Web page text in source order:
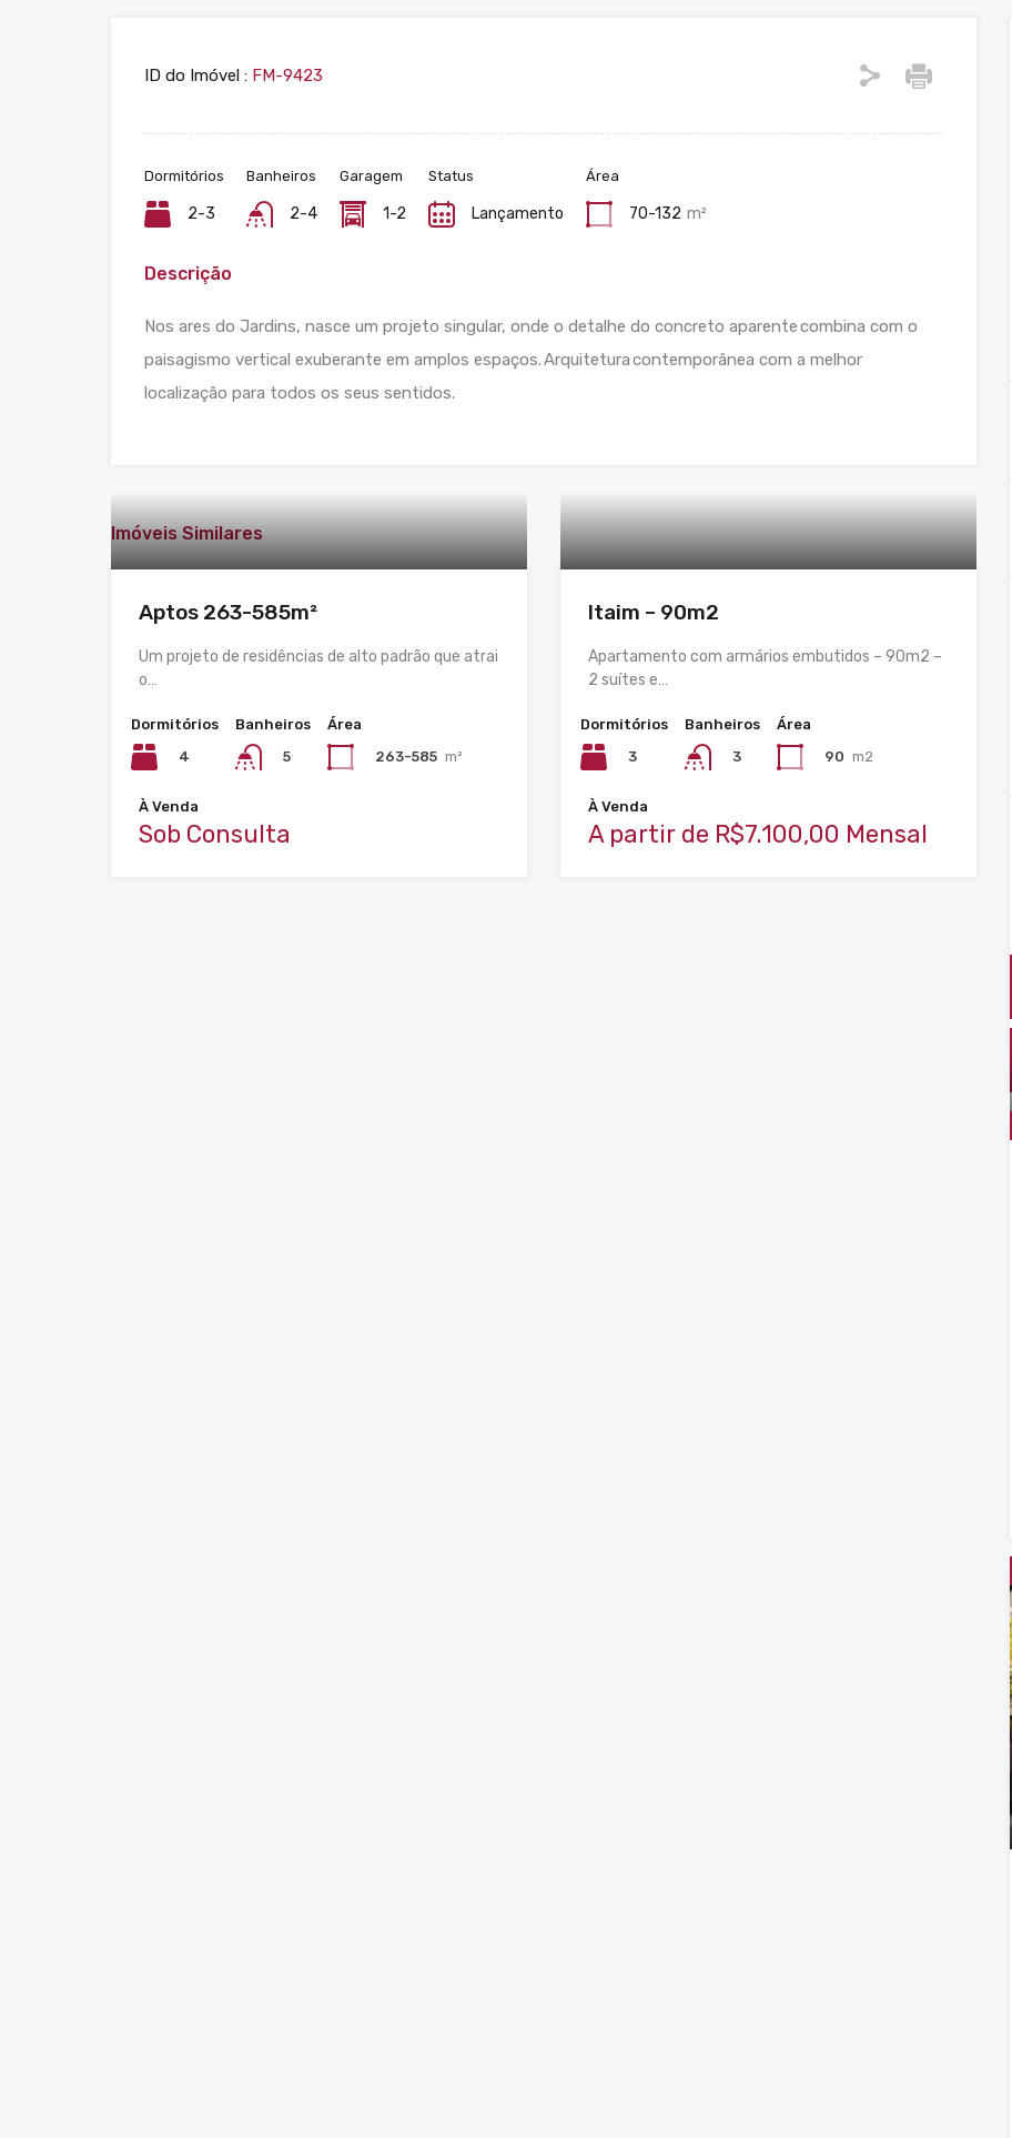
ID do Imóvel : FM-9423
Dormitórios
2-3
Banheiros
2-4
Garagem
1-2
Status
Lançamento
Área
70-132 m²
Descrição
Nos ares do Jardins, nasce um projeto singular, onde o detalhe do concreto aparente combina com o
paisagismo vertical exuberante em amplos espaços. Arquitetura contemporânea com a melhor
localização para todos os seus sentidos.​
Imóveis Similares
Aptos 263-585m²
Um projeto de residências de alto padrão que atrai
o…
Dormitórios
4
Banheiros
5
Área
263-585 m²
À Venda
Sob Consulta
Itaim – 90m2
Apartamento com armários embutidos – 90m2 –
2 suítes e…
Dormitórios
3
Banheiros
3
Área
90 m2
À Venda
A partir de R$7.100,00 Mensal